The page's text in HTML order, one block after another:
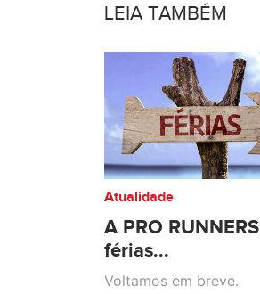
LEIA TAMBÉM
Atualidade
A PRO
férias...
Voltamos em breve.